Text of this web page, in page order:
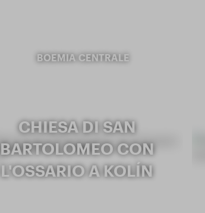
BOEMIA CENTRALE
CHIESA DI SAN
BARTOLOMEO CON
L'OSSARIO A KOLÍN